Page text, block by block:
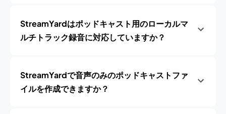
StreamYardはポッドキャスト用のローカルマ
ルチトラック録音に対応していますか？
StreamYardで音声のみのポッドキャストファ
イルを作成できますか？